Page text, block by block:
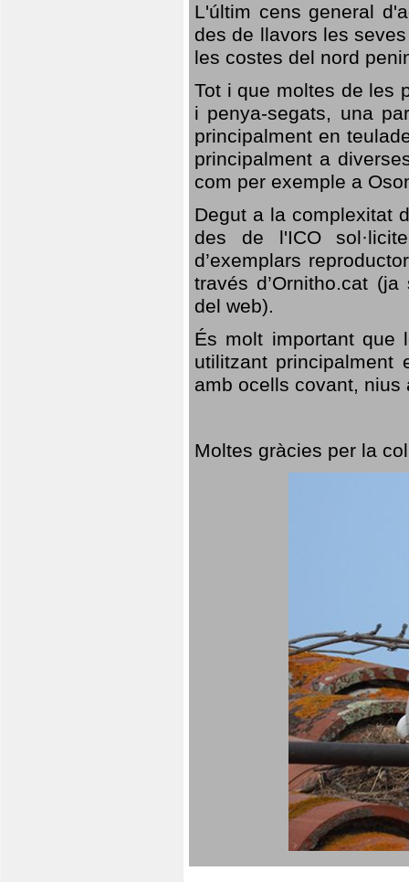
L'últim cens general
des de llavors les
les costes del nord
Tot i que moltes de les
i penya-segats, una
principalment en
principalment a
com per exemple a
Degut a la complexitat
des de l'ICO
d’exemplars
través d’Ornitho.cat
del web).
És molt important que
utilitzant
amb ocells covant,
Moltes gràcies per la